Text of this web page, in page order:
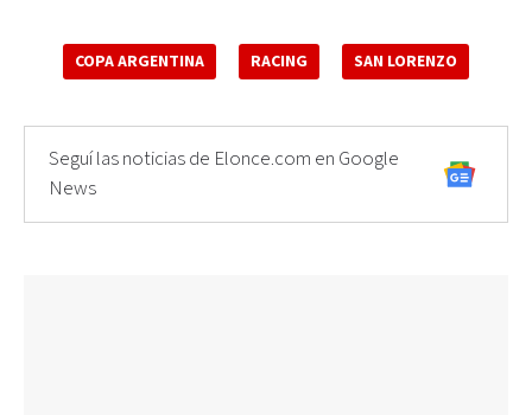
COPA ARGENTINA RACING SAN LORENZO
Seguí las noticias de Elonce.com en Google
News